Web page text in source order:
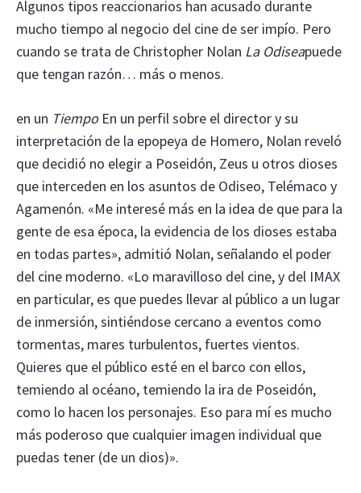
Algunos tipos reaccionarios han acusado durante
mucho tiempo al negocio del cine de ser impío. Pero
cuando se trata de Christopher Nolan La Odiseapuede
que tengan razón… más o menos.
en un TiempoEn un perfil sobre el director y su
interpretación de la epopeya de Homero, Nolan reveló
que decidió no elegir a Poseidón, Zeus u otros dioses
que interceden en los asuntos de Odiseo, Telémaco y
Agamenón. «Me interesé más en la idea de que para la
gente de esa época, la evidencia de los dioses estaba
en todas partes», admitió Nolan, señalando el poder
del cine moderno. «Lo maravilloso del cine, y del IMAX
en particular, es que puedes llevar al público a un lugar
de inmersión, sintiéndose cercano a eventos como
tormentas, mares turbulentos, fuertes vientos.
Quieres que el público esté en el barco con ellos,
temiendo al océano, temiendo la ira de Poseidón,
como lo hacen los personajes. Eso para mí es mucho
más poderoso que cualquier imagen individual que
puedas tener (de un dios)».